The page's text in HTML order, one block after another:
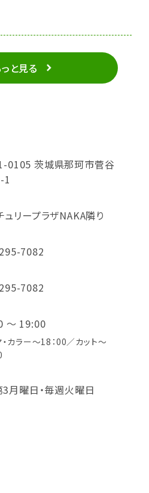
と見る
0105 茨城県那珂市菅谷
1
ュリープラザNAKA隣り
7082
7082
～ 19:00
カラー～18：00／カット～
月曜日・毎週火曜日